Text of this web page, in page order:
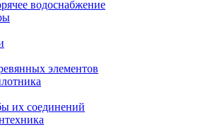
водоснабжение
элементов
их соединений